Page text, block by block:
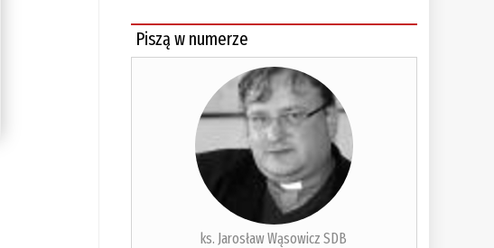
Piszą w numerze
ks. Jarosław Wąsowicz SDB